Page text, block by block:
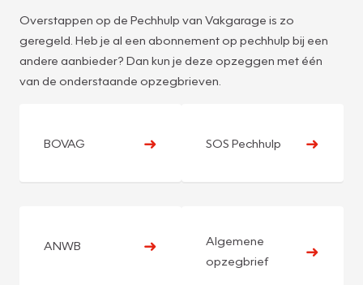
Overstappen op de Pechhulp van Vakgarage is zo
geregeld. Heb je al een abonnement op pechhulp bij een
andere aanbieder? Dan kun je deze opzeggen met één
van de onderstaande opzegbrieven.
BOVAG ➜ SOS Pechhulp ➜
ANWB ➜
Algemene
opzegbrief
➜